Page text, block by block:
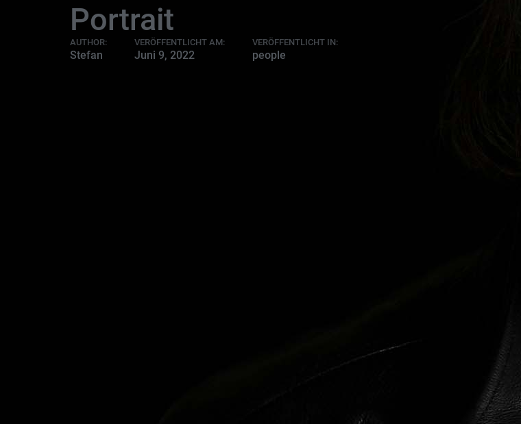
Portrait
AUTHOR:
Stefan
VERÖFFENTLICHT AM:
Juni 9, 2022
VERÖFFENTLICHT IN:
people